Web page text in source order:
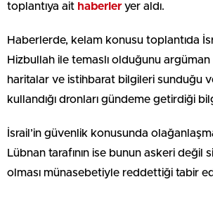
toplantıya ait haberler yer aldı.
Haberlerde, kelam konusu toplantıda
Hizbullah ile temaslı olduğunu
haritalar ve istihbarat bilgileri sunduğu
kullandığı dronları gündeme getirdiği
İsrail’in güvenlik konusunda
Lübnan tarafının ise bunun askeri değil
olması münasebetiyle reddettiği tabir